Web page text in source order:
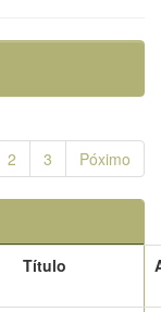
2 3 Póximo
Título